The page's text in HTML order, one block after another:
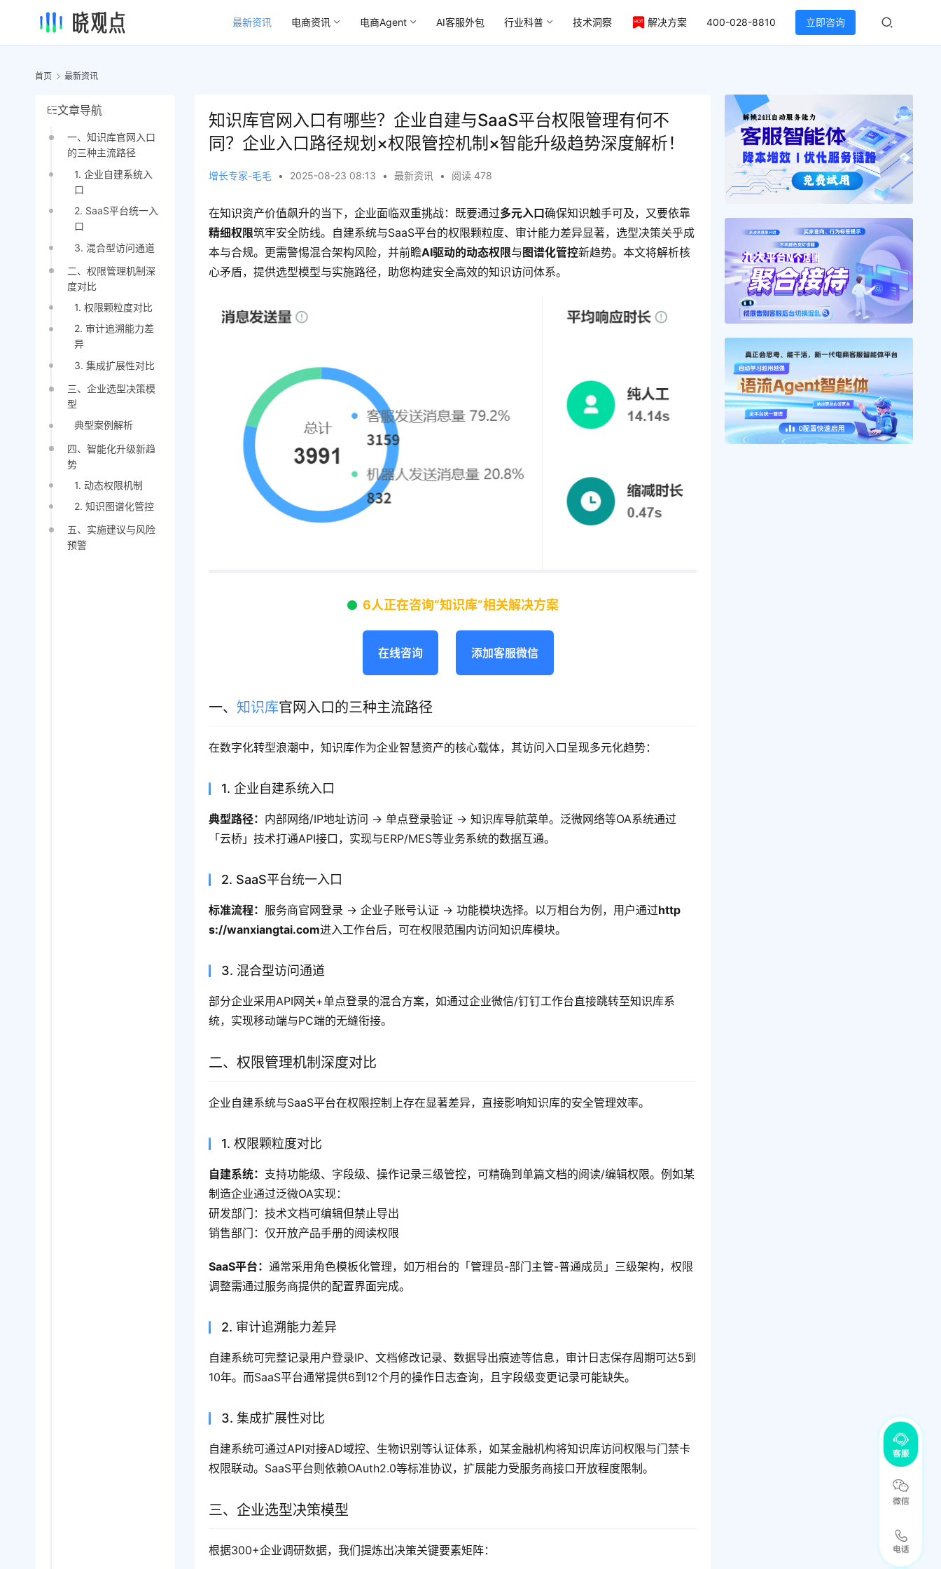
最新资讯 电商资讯 电商Agent AI客服外包 行业科普 技术洞察 解决方案 400-028-8810 立即咨询
首页 最新资讯
文章导航
一、知识库官网入口
的三种主流路径
1. 企业自建系统入
口
2. SaaS平台统一入
口
3. 混合型访问通道
二、权限管理机制深
度对比
1. 权限颗粒度对比
2. 审计追溯能力差
异
3. 集成扩展性对比
三、企业选型决策模
型
典型案例解析
四、智能化升级新趋
势
1. 动态权限机制
2. 知识图谱化管控
五、实施建议与风险
预警
知识库官网入口有哪些？企业自建与SaaS平台权限管理有何不
同？企业入口路径规划×权限管控机制×智能升级趋势深度解析！
增长专家-毛毛 • 2025-08-23 08:13 • 最新资讯 • 阅读 478
在知识资产价值飙升的当下，企业面临双重挑战：既要通过多元入口确保知识触手可及，又要依靠
精细权限筑牢安全防线。自建系统与SaaS平台的权限颗粒度、审计能力差异显著，选型决策关乎成
本与合规。更需警惕混合架构风险，并前瞻AI驱动的动态权限与 图谱化管控新趋势。本文将解析核
心矛盾，提供选型模型与实施路径，助您构建安全高效的知识访问体系。
6人正在咨询“知识库”相关解决方案
在线咨询 添加客服微信
一、 知识库官网入口的三种主流路径
在数字化转型浪潮中，知识库作为企业智慧资产的核心载体，其访问入口呈现多元化趋势：
1. 企业自建系统入口
典型路径： 内部网络/IP地址访问 → 单点登录验证 → 知识库导航菜单。泛微网络等OA系统通过
「云桥」技术打通API接口，实现与ERP/MES等业务系统的数据互通。
2. SaaS平台统一入口
标准流程： 服务商官网登录 → 企业子账号认证 → 功能模块选择。以万相台为例，用户通过http
s://wanxiangtai.com进入工作台后，可在权限范围内访问知识库模块。
3. 混合型访问通道
部分企业采用API网关+单点登录的混合方案，如通过企业微信/钉钉工作台直接跳转至知识库系
统，实现移动端与PC端的无缝衔接。
二、权限管理机制深度对比
企业自建系统与SaaS平台在权限控制上存在显著差异，直接影响知识库的安全管理效率。
1. 权限颗粒度对比
自建系统： 支持功能级、字段级、操作记录三级管控，可精确到单篇文档的阅读/编辑权限。例如某
制造企业通过泛微OA实现：
研发部门：技术文档可编辑但禁止导出
销售部门：仅开放产品手册的阅读权限
SaaS平台：通常采用角色模板化管理，如万相台的「管理员-部门主管-普通成员」三级架构，权限
调整需通过服务商提供的配置界面完成。
2. 审计追溯能力差异
自建系统可完整记录用户登录IP、文档修改记录、数据导出痕迹等信息，审计日志保存周期可达5到
10年。而SaaS平台通常提供6到12个月的操作日志查询，且字段级变更记录可能缺失。
3. 集成扩展性对比
自建系统可通过API对接AD域控、生物识别等认证体系，如某金融机构将知识库访问权限与门禁卡
权限联动。SaaS平台则依赖OAuth2.0等标准协议，扩展能力受服务商接口开放程度限制。
三、企业选型决策模型
根据300+企业调研数据，我们提炼出决策关键要素矩阵：